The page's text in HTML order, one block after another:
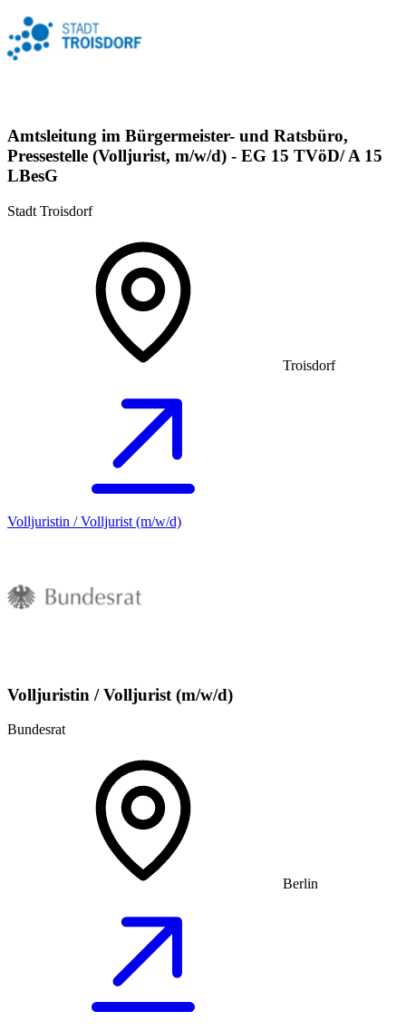
Amtsleitung im Bürgermeister- und Ratsbüro,
Pressestelle (Volljurist, m/w/d) - EG 15 TVöD/ A 15
LBesG
Stadt Troisdorf
Troisdorf
Volljuristin / Volljurist (m/w/d)
Volljuristin / Volljurist (m/w/d)
Bundesrat
Berlin